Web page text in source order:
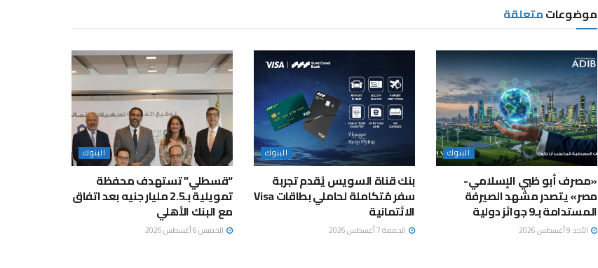
موضوعاتمتعلقة
البنوك
«مصرف أبو ظبي الإسلامي-
مصر» يتصدر مشهد الصيرفة
المستدامة بـ9 جوائز دولية
الأحد 9 أغسطس 2026
البنوك
بنك قناة السويس يُقدم تجربة
سفر مُتكاملة لحاملي بطاقات Visa
الائتمانية
الجمعة 7 أغسطس 2026
البنوك
“قسطلي” تستهدف محفظة
تمويلية بـ2.5 مليار جنيه بعد اتفاق
مع البنك الأهلي
الخميس 6 أغسطس 2026